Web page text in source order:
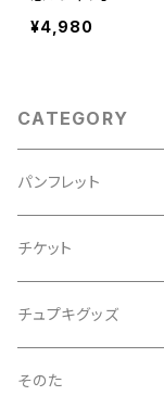
¥4,980
CATEGORY
パンフレット
チケット
チュプキグッズ
そのた